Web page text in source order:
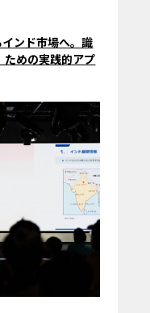
ンド市場へ。識
ための実践的アプ